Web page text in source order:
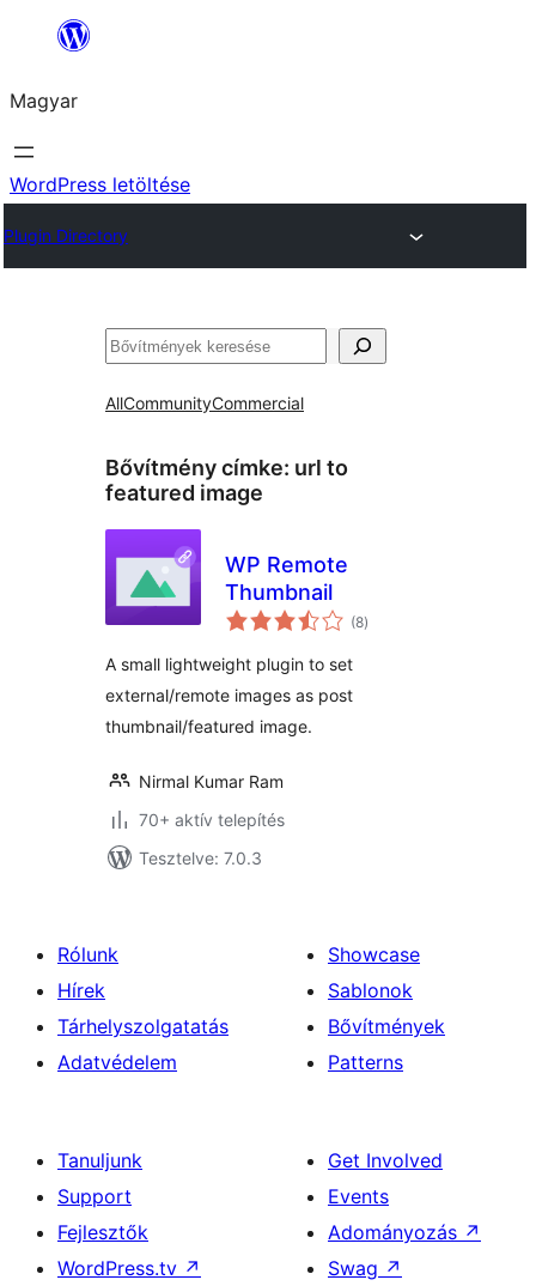
Ugrás
tartalomhoz
Magyar
WordPress letöltése
Plugin Directory
Keresés
AllCommunityCommercial
Bővítmény címke: url to
featured image
WP Remote
Thumbnail
(8értékelés
összesen
)
A small lightweight plugin to set
external/remote images as post
thumbnail/featured image.
Nirmal Kumar Ram
70+ aktív telepítés
Tesztelve: 7.0.3
Rólunk
Hírek
Tárhelyszolgatatás
Adatvédelem
Showcase
Sablonok
Bővítmények
Patterns
Tanuljunk
Support
Fejlesztők
WordPress.tv ↗
Get Involved
Events
Adományozás ↗
Swag ↗